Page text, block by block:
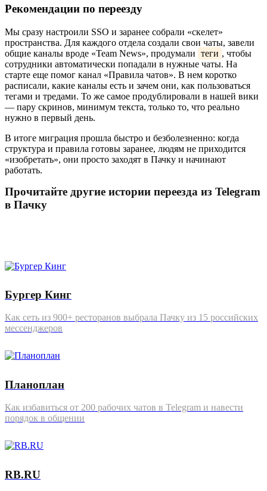
Рекомендации по переезду
Мы сразу настроили SSO и заранее собрали «скелет»
пространства. Для каждого отдела создали свои чаты, завели
общие каналы вроде «Team News», продумали теги , чтобы
сотрудники автоматически попадали в нужные чаты. На
старте еще помог канал «Правила чатов». В нем коротко
расписали, какие каналы есть и зачем они, как пользоваться
тегами и тредами. То же самое продублировали в нашей вики
— пару скринов, минимум текста, только то, что реально
нужно в первый день.
В итоге миграция прошла быстро и безболезненно: когда
структура и правила готовы заранее, людям не приходится
«изобретать», они просто заходят в Пачку и начинают
работать.
Прочитайте другие истории переезда из Telegram
в Пачку
Бургер Кинг
Как сеть из 900+ ресторанов выбрала Пачку из 15 российских
мессенджеров
Планоплан
Как избавиться от 200 рабочих чатов в Telegram и навести
порядок в общении
RB.RU